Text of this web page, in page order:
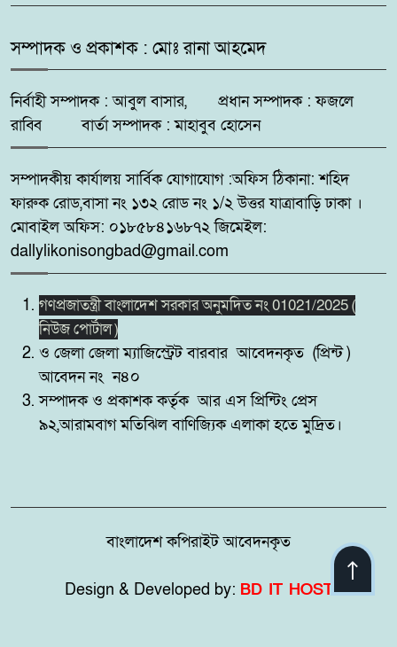
মহেশপুরে ১৫০ পিস ইয়াবাসহ মাদক
কারবারি আটক, ভ্রাম্যমাণ আদালতে
দুইজনের কারাদণ্ড
সুন্দরবন উপকূলে মেটবে তৃষ্ণা:
পানির প্ল্যান্ট
কোটচাঁদপুরে চাঞ্চল্যকর চোরচক্রের ৪
সদস্য গ্রেপ্তার,উদ্ধার ২টি মোবাইল।
৮
পুটিজানায় মাদকবিরোধী মোবাইল
কারাদণ্ড।
সাতক্ষীরার কলারোয়ায় র‍্যাবের
অভিযান, ৮৫ বোতল ESKUF
সম্পাদক ও প্রকাশক : মোঃ রানা আহমেদ
নির্বাহী সম্পাদক : আবুল বাসার, প্রধান সম্পাদক : ফজলে
রাব্বি বার্তা সম্পাদক : মাহাবুব হোসেন
সম্পাদকীয় কার্যালয় সার্বিক যোগাযোগ :অফিস ঠিকানা: শহিদ
ফারুক রোড,বাসা নং ১৩২ রোড নং ১/২ উত্তর যাত্রাবাড়ি ঢাকা ।
মোবাইল অফিস: ০১৮৫৮৪১৬৮৭২ জিমেইল:
dallylikonisongbad@gmail.com
গণপ্রজাতন্ত্রী বাংলাদেশ সরকার অনুমদিত নং 01021/2025 (
নিউজ পোর্টাল )
ও জেলা জেলা ম্যাজিস্ট্রেট বারবার আবেদনকৃত (প্রিন্ট )
আবেদন নং ন৪০
সম্পাদক ও প্রকাশক কর্তৃক আর এস প্রিন্টিং প্রেস
৯২,আরামবাগ মতিঝিল বাণিজ্যিক এলাকা হতে মুদ্রিত।
বাংলাদেশ কপিরাইট আবেদনকৃত
Design & Developed by: BD IT HOST